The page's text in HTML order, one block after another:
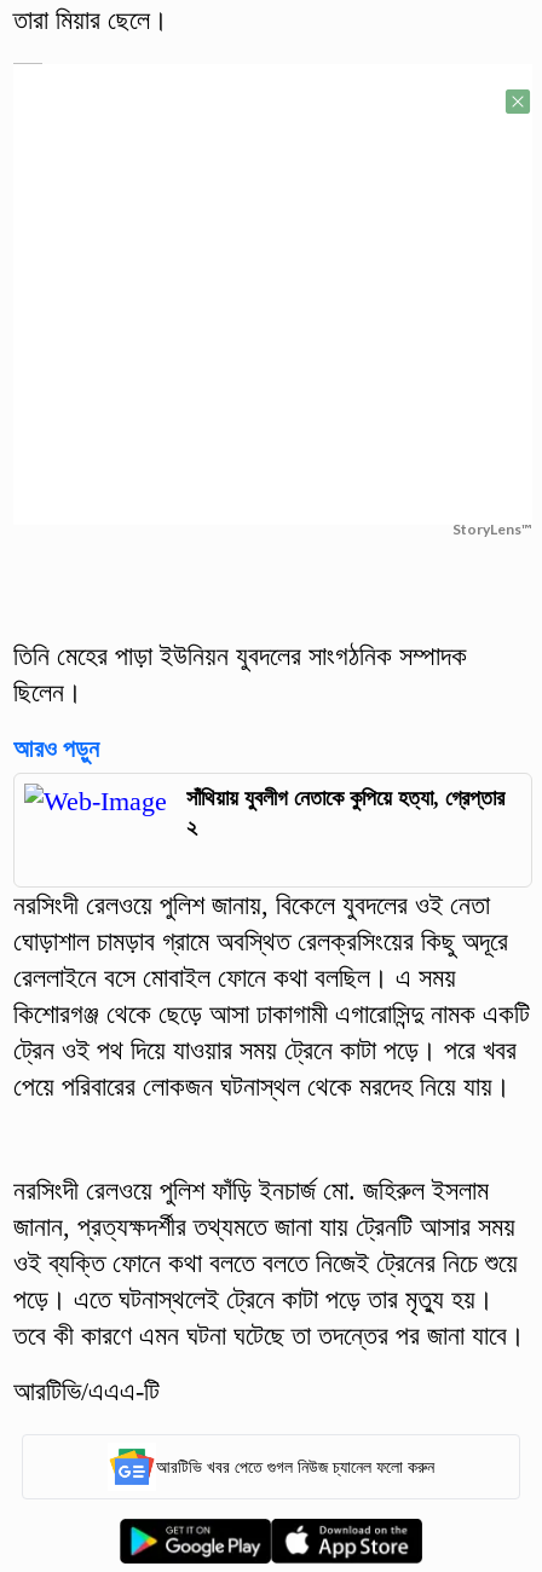
তারা মিয়ার ছেলে।
StoryLens™
তিনি মেহের পাড়া ইউনিয়ন যুবদলের সাংগঠনিক সম্পাদক
ছিলেন।
আরও পড়ুন
সাঁথিয়ায় যুবলীগ নেতাকে কুপিয়ে হত্যা, গ্রেপ্তার
২
নরসিংদী রেলওয়ে পুলিশ জানায়, বিকেলে যুবদলের ওই নেতা
ঘোড়াশাল চামড়াব গ্রামে অবস্থিত রেলক্রসিংয়ের কিছু অদূরে
রেললাইনে বসে মোবাইল ফোনে কথা বলছিল। এ সময়
কিশোরগঞ্জ থেকে ছেড়ে আসা ঢাকাগামী এগারোসিন্দু নামক একটি
ট্রেন ওই পথ দিয়ে যাওয়ার সময় ট্রেনে কাটা পড়ে। পরে খবর
পেয়ে পরিবারের লোকজন ঘটনাস্থল থেকে মরদেহ নিয়ে যায়।
নরসিংদী রেলওয়ে পুলিশ ফাঁড়ি ইনচার্জ মো. জহিরুল ইসলাম
জানান, প্রত্যক্ষদর্শীর তথ্যমতে জানা যায় ট্রেনটি আসার সময়
ওই ব্যক্তি ফোনে কথা বলতে বলতে নিজেই ট্রেনের নিচে শুয়ে
পড়ে। এতে ঘটনাস্থলেই ট্রেনে কাটা পড়ে তার মৃত্যু হয়।
তবে কী কারণে এমন ঘটনা ঘটেছে তা তদন্তের পর জানা যাবে।
আরটিভি/এএএ-টি
আরটিভি খবর পেতে গুগল নিউজ চ্যানেল ফলো করুন